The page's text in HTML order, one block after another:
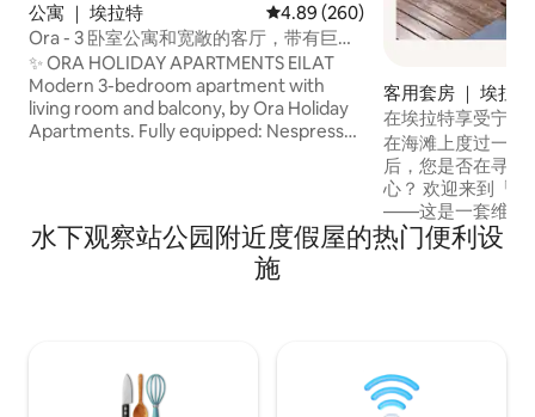
公寓 ｜ 埃拉特 平均评分 4.89 分（满分 5 分），
4.89 (260)
Ora - 3 卧室公寓和宽敞的客厅，带有巨大
的阳台
✨ ORA HOLIDAY APARTMENTS EILAT
Modern 3-bedroom apartment with
living room and balcony, by Ora Holiday
Apartments. Fully equipped: Nespresso
room. 📍 Central location – walking
distance to beach, promenade,
synagogue & shopping center. 🧼 Linens,
客用套房 ｜ 埃拉特
在埃拉特享受宁
和按摩浴缸
在海滩上度过一天
后，您是否在寻找
心？ 欢迎来到「
——这是一套维护
单元，配有私人按
最多可入住4位房
车场和互联网。
距离海滩、步行街
水下观察站公园附近度假屋的热门便利设
施